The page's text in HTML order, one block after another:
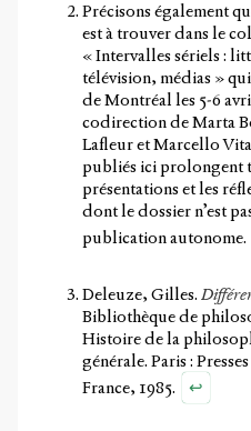
Précisons également
est à trouver dans le
« Intervalles sériels :
télévision, médias »
de Montréal les 5-6
codirection de Marta
Lafleur et Marcello
publiés ici prolongent
présentations et les
dont le dossier n’est
publication autonome.
Deleuze, Gilles.
Bibliothèque de
Histoire de la
générale. Paris :
France, 1985.
↩